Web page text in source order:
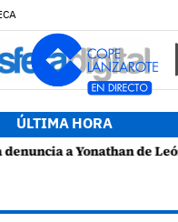
ÚLTIMA HORA
de León y a Echedey Eugenio por presuntas anomalías